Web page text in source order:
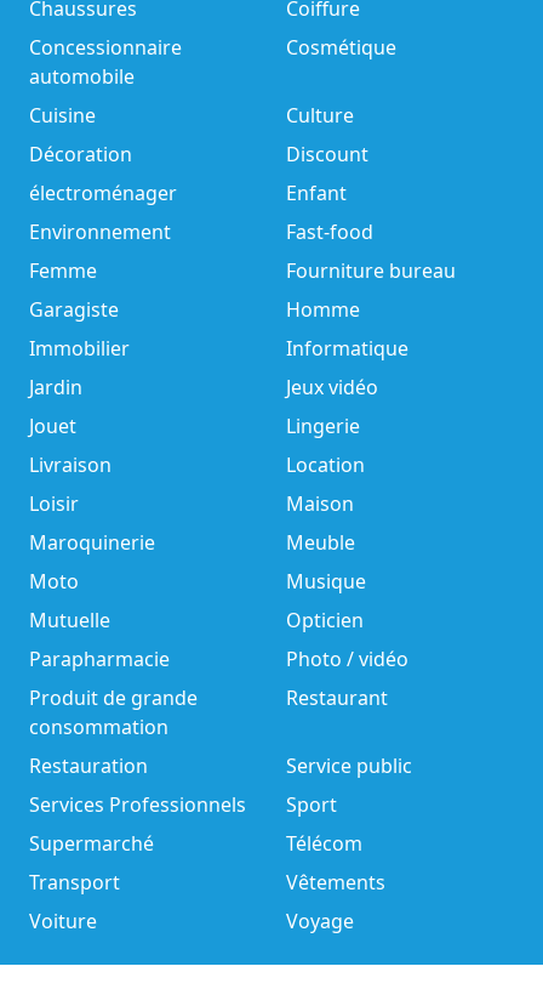
Chaussures
Coiffure
Concessionnaire
automobile
Cosmétique
Cuisine
Culture
Décoration
Discount
électroménager
Enfant
Environnement
Fast-food
Femme
Fourniture bureau
Garagiste
Homme
Immobilier
Informatique
Jardin
Jeux vidéo
Jouet
Lingerie
Livraison
Location
Loisir
Maison
Maroquinerie
Meuble
Moto
Musique
Mutuelle
Opticien
Parapharmacie
Photo / vidéo
Produit de grande
consommation
Restaurant
Restauration
Service public
Services Professionnels
Sport
Supermarché
Télécom
Transport
Vêtements
Voiture
Voyage